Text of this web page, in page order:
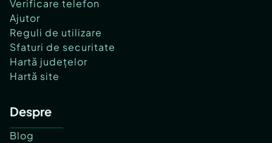
Verificare telefon
Ajutor
Reguli de utilizare
Sfaturi de securitate
Hartă județelor
Hartă site
Despre
Blog